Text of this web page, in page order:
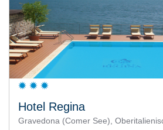
Hotel Regina
Gravedona (Comer See),